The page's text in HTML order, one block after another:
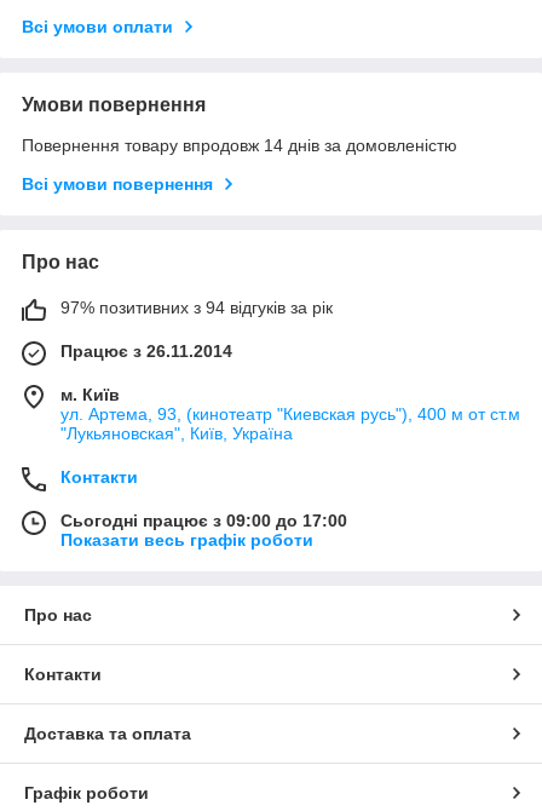
Всі умови оплати
Умови повернення
Повернення товару впродовж 14 днів за домовленістю
Всі умови повернення
Про нас
97% позитивних з 94 відгуків за рік
Працює з 26.11.2014
м. Київ
ул. Артема, 93, (кинотеатр "Киевская русь"), 400 м от ст.м
"Лукьяновская", Київ, Україна
Контакти
Сьогодні працює з 09:00 до 17:00
Показати весь графік роботи
Про нас
Контакти
Доставка та оплата
Графік роботи